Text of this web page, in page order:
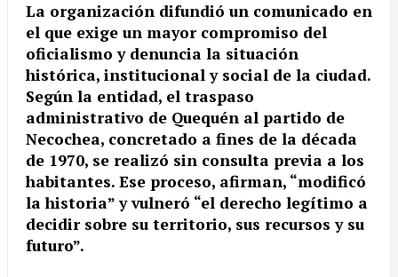
La organización difundió un comunicado en
el que exige un mayor compromiso del
oficialismo y denuncia la situación
histórica, institucional y social de la ciudad.
Según la entidad, el traspaso
administrativo de Quequén al partido de
Necochea, concretado a fines de la década
de 1970, se realizó sin consulta previa a los
habitantes. Ese proceso, afirman, “modificó
la historia” y vulneró “el derecho legítimo a
decidir sobre su territorio, sus recursos y su
futuro”.